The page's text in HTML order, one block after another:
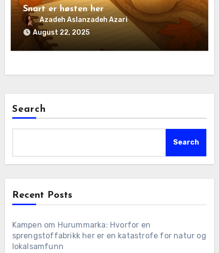
Snart er høsten her
Azadeh Aslanzadeh Azari
August 22, 2025
Search
Search
Recent Posts
Kampen om Hurummarka: Hvorfor en
sprengstoffabrikk her er en katastrofe for natur og
lokalsamfunn